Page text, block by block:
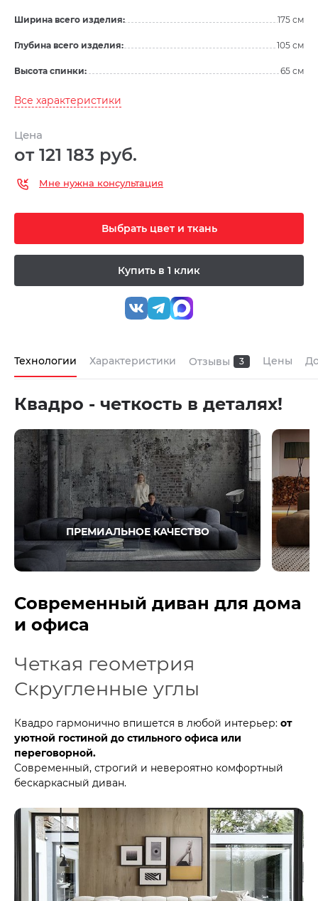
Ширина всего изделия: 175 см
Глубина всего изделия: 105 см
Высота спинки: 65 см
Все характеристики
Цена
от 121 183 руб.
Мне нужна консультация
Выбрать цвет и ткань
Купить в 1 клик
Технологии Характеристики Отзывы 3 Цены
Квадро - четкость в деталях!
ПРЕМИАЛЬНОЕ КАЧЕСТВО
Современный диван для дома
и офиса
Четкая геометрия
Скругленные углы
Квадро гармонично впишется в любой интерьер: от
уютной гостиной до стильного офиса или
переговорной.
Современный, строгий и невероятно комфортный
бескаркасный диван.